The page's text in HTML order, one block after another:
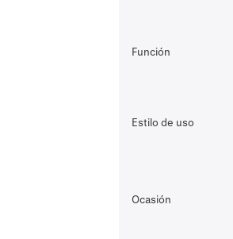
Función
Estilo de uso
Ocasión